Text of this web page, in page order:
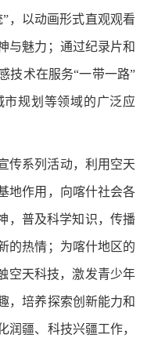
，以动画形式直观观看
与魅力；通过纪录片和
技术在服务“一带一路”
规划等领域的广泛应
传系列活动，利用空天
地作用，向喀什社会各
，普及科学知识，传播
的热情；为喀什地区的
空天科技，激发青少年
，培养探索创新能力和
润疆、科技兴疆工作，